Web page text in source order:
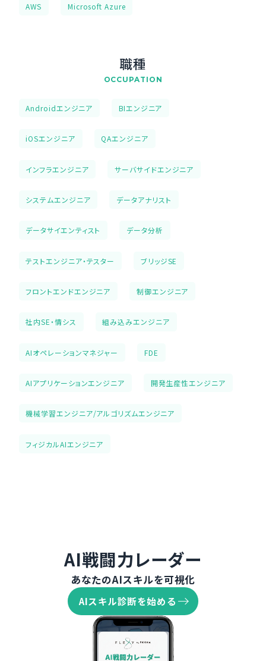
AWS Microsoft Azure
職種
OCCUPATION
Androidエンジニア BIエンジニア
iOSエンジニア QAエンジニア
インフラエンジニア サーバサイドエンジニア
システムエンジニア データアナリスト
データサイエンティスト データ分析
テストエンジニア・テスター ブリッジSE
フロントエンドエンジニア 制御エンジニア
社内SE・情シス 組み込みエンジニア
AIオペレーションマネジャー FDE
AIアプリケーションエンジニア 開発生産性エンジニア
機械学習エンジニア/アルゴリズムエンジニア
フィジカルAIエンジニア
AI戦闘力レーダー
あなたのAIスキルを可視化
AIスキル診断を始める